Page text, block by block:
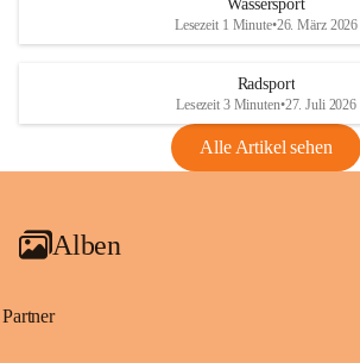
1 Seite•1,4 MB
VBl. EU Nr. 18_2026
Wassersport
Lesezeit 1 Minute•26. März 2026
Radsport
Lesezeit 3 Minuten•27. Juli 2026
Alle Artikel sehen
Alben
Partner